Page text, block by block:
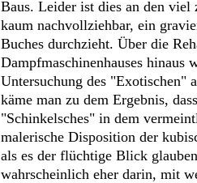
Baus. Leider ist dies an den viel
kaum nachvollziehbar, ein
Buches durchzieht. Über die
Dampfmaschinenhauses hinaus
Untersuchung des "Exotischen"
käme man zu dem Ergebnis,
"Schinkelsches" in dem
malerische Disposition der
als es der flüchtige Blick
wahrscheinlich eher darin, mit